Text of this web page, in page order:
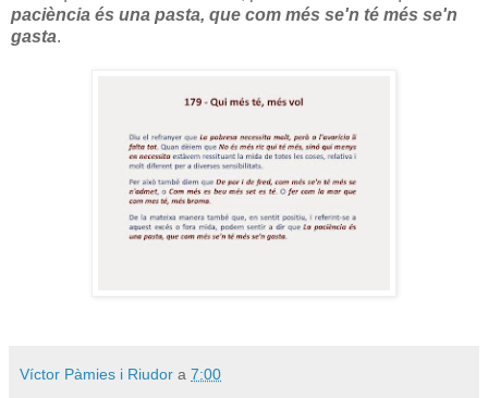
paciència és una pasta, que com més se'n té més se'n
gasta.
Víctor Pàmies i Riudor a 7:00